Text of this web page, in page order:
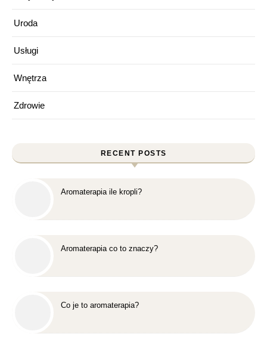
Uroda
Usługi
Wnętrza
Zdrowie
RECENT POSTS
Aromaterapia ile kropli?
Aromaterapia co to znaczy?
Co je to aromaterapia?